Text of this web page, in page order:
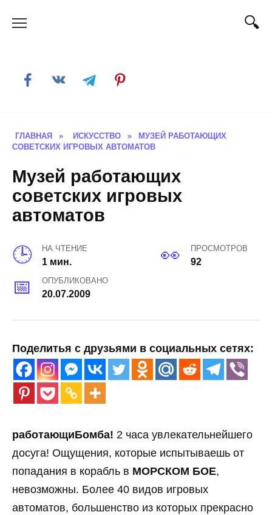
ГЛАВНАЯ » ИСКУССТВО »
МУЗЕЙ РАБОТАЮЩИХ
СОВЕТСКИХ ИГРОВЫХ АВТОМАТОВ
Музей работающих
советских игровых
автоматов
НА ЧТЕНИЕ
1 мин.
ПРОСМОТРОВ
92
ОПУБЛИКОВАНО
20.07.2009
Поделитья с друзьями в социальных сетях:
работающиБомба! 2 часа увлекательнейшего
досуга! Ощущения, которые испытываешь от
попадания в корабль в МОРСКОМ БОЕ,
невозможны. Более 40 видов игровых
автоматов, большенство из которых прекрасно